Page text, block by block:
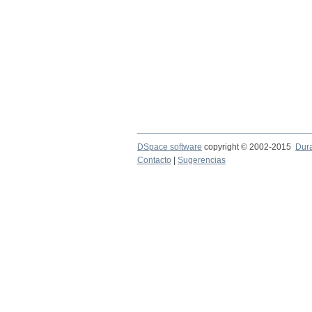
DSpace software copyright © 2002-2015
Contacto
Sugerencias